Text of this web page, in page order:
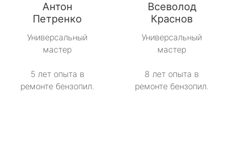
Антон
Петренко
Универсальный
мастер
5 лет опыта в
ремонте бензопил.
Всеволод
Краснов
Универсальный
мастер
8 лет опыта в
ремонте бензопил.